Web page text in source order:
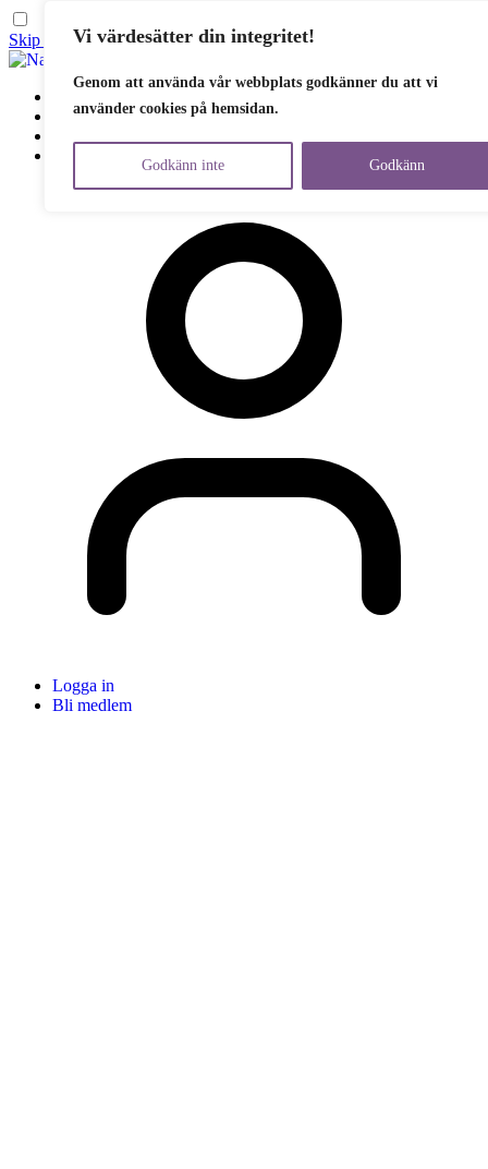
Vi värdesätter din integritet!
Genom att använda vår webbplats godkänner du att vi
använder cookies på hemsidan.
Godkänn inte Godkänn
Skip to content
Om Partiet
Logga in
Bli medlem